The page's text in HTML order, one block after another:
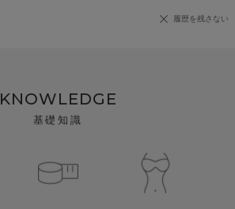
履歴を残さない
KNOWLEDGE
基礎知識